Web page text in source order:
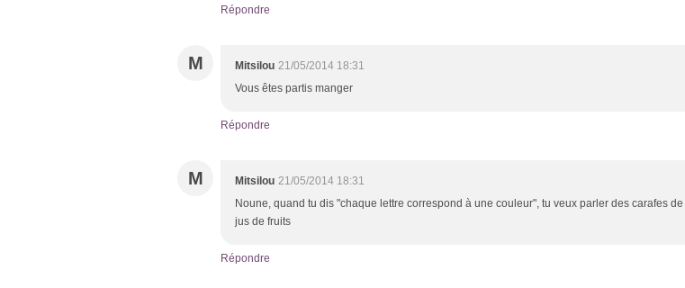
Répondre
M Mitsilou 21/05/2014 18:31
Vous êtes partis manger
Répondre
M Mitsilou 21/05/2014 18:31
Noune, quand tu dis "chaque lettre correspond à une couleur", tu veux parler des carafes de
jus de fruits
Répondre